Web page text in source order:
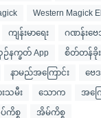
Western Magick
ကျန်းမာရေး ဂဏန်းဗေ
ဉ်နက္ခတ် App စိတ်တန်ခိုး
နာမည်အကြောင်း ဗေ
သမီး ​သောက အကြွ
စ္စ အိမ်ကိစ္စ